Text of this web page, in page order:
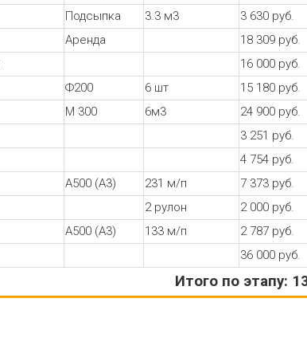
Подсыпка 3.3 м3
3 630 руб.
Аренда
18 309 руб.
16 000 руб.
Ф200 6 шт
15 180 руб.
М 300 6м3
24 900 руб.
3 251 руб.
4 754 руб.
А500 (А3) 231 м/п
7 373 руб.
2 рулон
2 000 руб.
А500 (А3) 133 м/п
2 787 руб.
36 000 руб.
Итого по этапу: